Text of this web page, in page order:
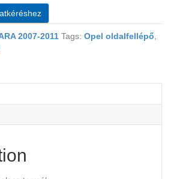
2007-2011 Tags: Opel oldalfellépő